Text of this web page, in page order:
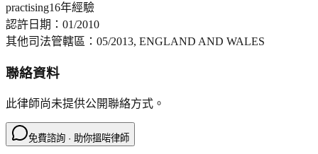
practising16年經驗
認許日期： 01/2010
其他司法管轄區： 05/2013, ENGLAND AND WALES
聯絡資料
此律師尚未提供公開聯絡方式。
免費諮詢 · 助你搵啱律師